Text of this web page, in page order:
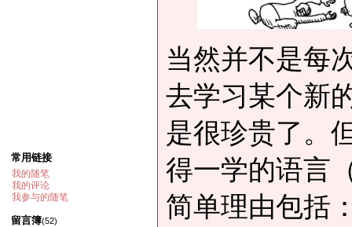
常用链接
我的随笔
我的评论
我参与的随笔
留言簿(52)
当然并不是每
去学习某个新
是很珍贵了。
得一学的语言
简单理由包括